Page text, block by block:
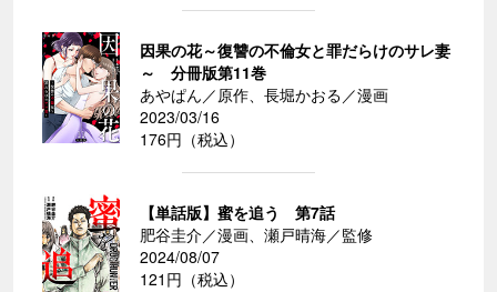
因果の花～復讐の不倫女と罪だらけのサレ妻
～ 分冊版第11巻
あやぱん／原作、長堀かおる／漫画
2023/03/16
176円（税込）
【単話版】蜜を追う 第7話
肥谷圭介／漫画、瀬戸晴海／監修
2024/08/07
121円（税込）